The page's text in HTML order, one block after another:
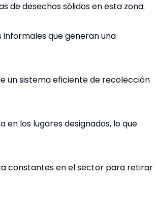
de desechos sólidos en esta zona.
informales que generan una
un sistema eficiente de recolección
los lugares designados, lo que
constantes en el sector para retirar